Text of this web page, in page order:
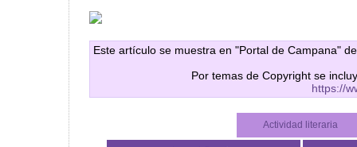
Este artículo se muestra en "Portal de Campana"
Por temas de Copyright se
https://
Actividad literaria